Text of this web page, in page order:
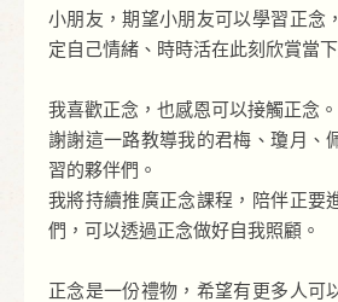
小朋友，期望小朋友可以學習正念
定自己情緒、時時活在此刻欣賞當下
我喜歡正念，也感恩可以接觸正念。
謝謝這一路教導我的君梅、瓊月、
習的夥伴們。
我將持續推廣正念課程，陪伴正要
們，可以透過正念做好自我照顧。
正念是一份禮物，希望有更多人可